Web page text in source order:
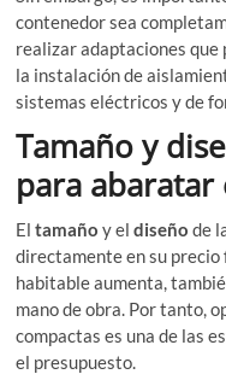
contenedor sea
realizar adaptaciones que
la instalación de
sistemas eléctricos y de
Tamaño y
para abaratar
Eltamaño y eldiseño de
directamente en su precio
habitable aumenta,
mano de obra. Por tanto,
compactas es una de las
el presupuesto.